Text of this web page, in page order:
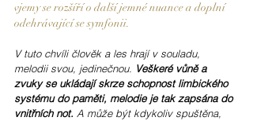
vjemy se rozšíří o další jemné nuance a doplní
odehrávající se symfonii.
V tuto chvíli člověk a les hrají v souladu,
melodii svou, jedinečnou. Veškeré vůně a
zvuky se ukládají skrze schopnost limbického
systému do paměti, melodie je tak zapsána do
vnitřních not. A může být kdykoliv spuštěna,